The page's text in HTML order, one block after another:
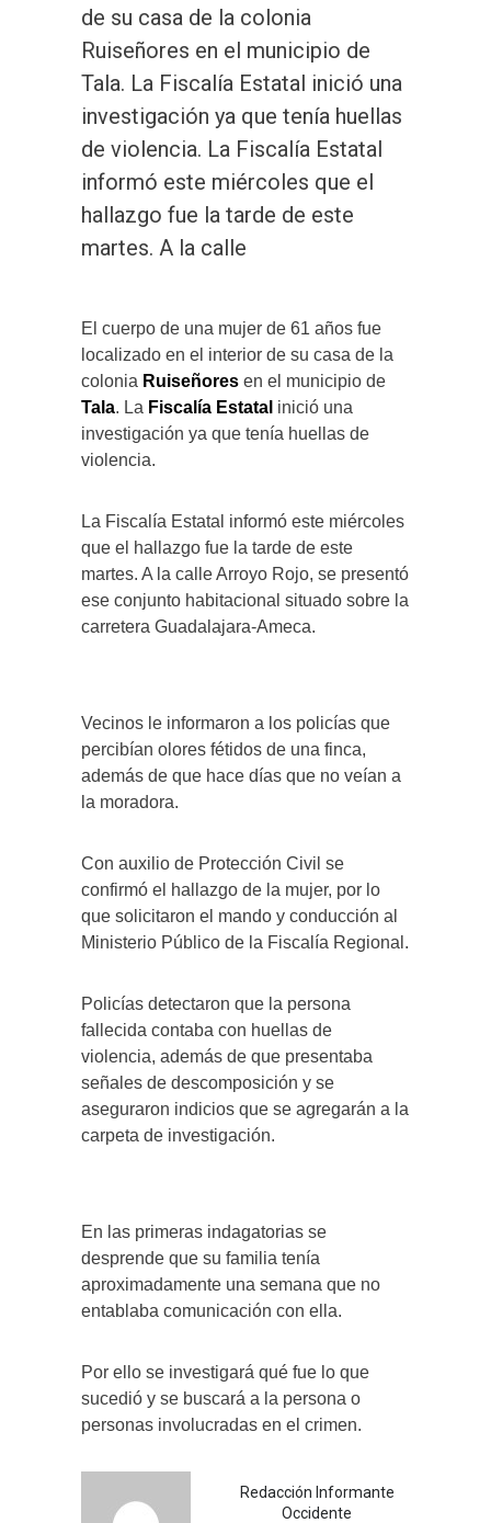
de su casa de la colonia
Ruiseñores en el municipio de
Tala. La Fiscalía Estatal inició una
investigación ya que tenía huellas
de violencia. La Fiscalía Estatal
informó este miércoles que el
hallazgo fue la tarde de este
martes. A la calle
El cuerpo de una mujer de 61 años fue
localizado en el interior de su casa de la
colonia Ruiseñores en el municipio de
Tala. La Fiscalía Estatal inició una
investigación ya que tenía huellas de
violencia.
La Fiscalía Estatal informó este miércoles
que el hallazgo fue la tarde de este
martes. A la calle Arroyo Rojo, se presentó
ese conjunto habitacional situado sobre la
carretera Guadalajara-Ameca.
Vecinos le informaron a los policías que
percibían olores fétidos de una finca,
además de que hace días que no veían a
la moradora.
Con auxilio de Protección Civil se
confirmó el hallazgo de la mujer, por lo
que solicitaron el mando y conducción al
Ministerio Público de la Fiscalía Regional.
Policías detectaron que la persona
fallecida contaba con huellas de
violencia, además de que presentaba
señales de descomposición y se
aseguraron indicios que se agregarán a la
carpeta de investigación.
En las primeras indagatorias se
desprende que su familia tenía
aproximadamente una semana que no
entablaba comunicación con ella.
Por ello se investigará qué fue lo que
sucedió y se buscará a la persona o
personas involucradas en el crimen.
Redacción Informante
Occidente